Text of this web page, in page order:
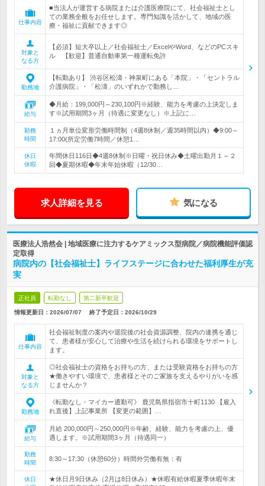
仕事内容
■当法人が運営する病院または介護医療院にて、社会福祉士とし
ての業務全般をお任せします。専門知識を活かして、地域の医
療・福祉に貢献できます◎
対象と
なる方
【必須】短大卒以上／社会福祉士／ExcelやWord、などのPCスキ
ル 【歓迎】普通自動車第一種運転免許
勤務地
【転勤あり】 渋谷区松濤・神泉町にある「本院」・「セントラル
介護病院」・「松濤」のいずれかで勤務し…
給与
◆月給：199,000円～230,100円※経験、能力を考慮の上決定しま
す※試用期間3ヶ月（待遇に変更なし）※上記に…
勤務
時間
１ヵ月単位変形労働時間制（4週8休制／週35時間以内）◆9:00～
17:00(所定労働7時間／休憩1…
休日
休暇
年間休日116日◆4週8休制※日曜・祝日休み◆土曜出勤月１～２
回◆夏期休暇◆年末年始休暇（12/30…
求人詳細を見る 気になる
医療法人浩然会 | 地域医療に注力するケアミックス型病院／病院機能評価認
定取得
病院内の【社会福祉士】ライフステージに合わせた福利厚生が充
実
正社員 転勤なし 第二新卒歓迎
情報更新日：2026/07/07 終了予定日： 2026/10/29
仕事内容
社会福祉制度の案内や退院後の社会資源調整、院内の連携を通じ
て、患者様が安心して治療や生活を続けられる環境をサポートし
ます。
対象と
なる方
◎社会福祉士の資格をお持ちの方、または受験資格をお持ちの方
★働きやすい環境で、患者様とそのご家族を支えるやりがいを感
じませんか？
勤務地
《転勤なし・マイカー通勤可》 鹿児島県指宿市十町1130 【雇入
れ直後】上記事業所 【変更の範囲】…
給与
月給 200,000円～250,000円※年齢、経験、能力を考慮の上、優
遇します。※試用期間3ヶ月（待遇同一）
勤務
時間
8:30～17:30（休憩60分）時間外労働有無：有
休日
★休日月9日休み（2月は8日休み）★休暇有給休暇夏季休暇年末